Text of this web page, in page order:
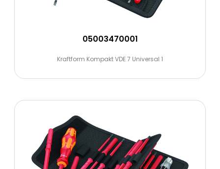
05003470001
Kraftform Kompakt VDE 7 Universal 1